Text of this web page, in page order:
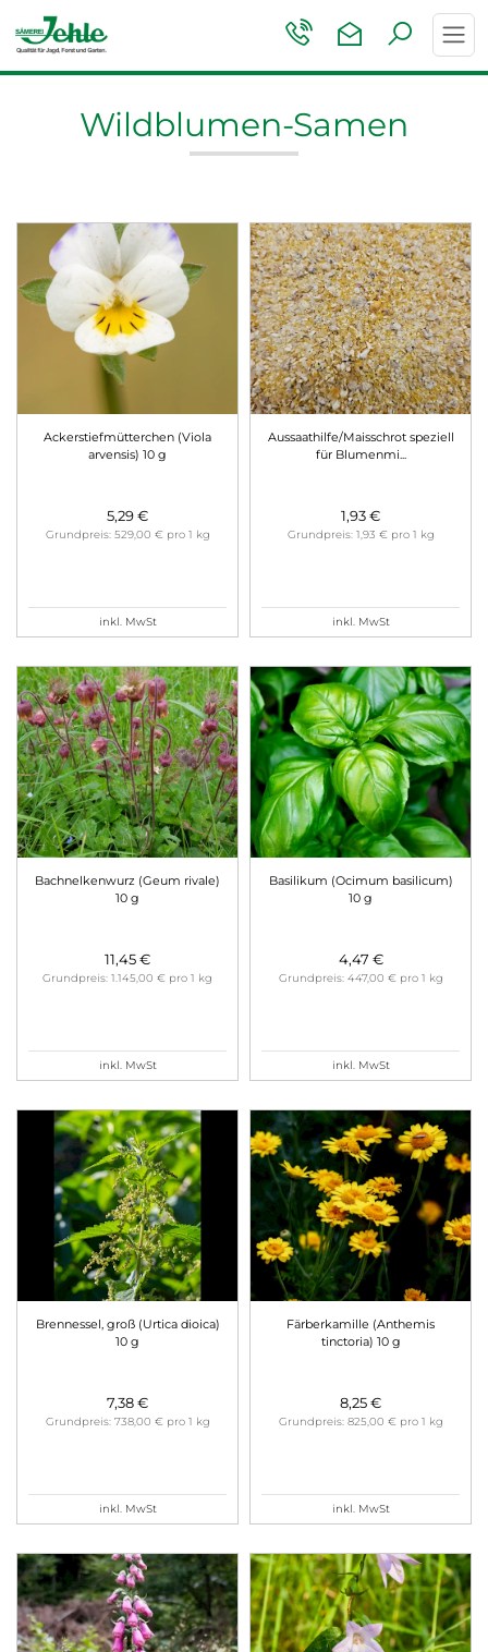
Wildblumen-Samen
Ackerstiefmütterchen (Viola
arvensis) 10 g
5,29 €
Grundpreis: 529,00 € pro 1 kg
inkl. MwSt
Aussaathilfe/Maisschrot speziell
für Blumenmi...
1,93 €
Grundpreis: 1,93 € pro 1 kg
inkl. MwSt
Bachnelkenwurz (Geum rivale)
10 g
11,45 €
Grundpreis: 1.145,00 € pro 1 kg
inkl. MwSt
Basilikum (Ocimum basilicum)
10 g
4,47 €
Grundpreis: 447,00 € pro 1 kg
inkl. MwSt
Brennessel, groß (Urtica dioica)
10 g
7,38 €
Grundpreis: 738,00 € pro 1 kg
inkl. MwSt
Färberkamille (Anthemis
tinctoria) 10 g
8,25 €
Grundpreis: 825,00 € pro 1 kg
inkl. MwSt